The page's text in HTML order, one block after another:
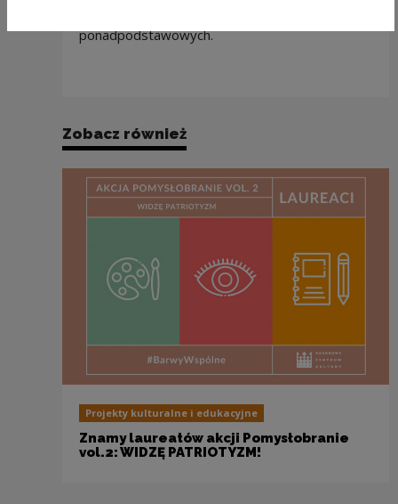
ponadpodstawowych.
Zobacz również
Projekty kulturalne i edukacyjne
Znamy laureatów akcji Pomysłobranie
vol.2: WIDZĘ PATRIOTYZM!